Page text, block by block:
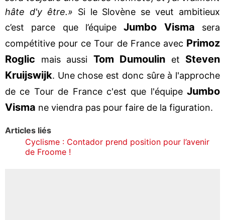
hâte d'y être.» Si le Slovène se veut ambitieux
c’est parce que l’équipeJumbo Visma sera
compétitive pour ce Tour de France avec Primoz
Roglic mais aussi Tom Dumoulin et Steven
Kruijswijk. Une chose est donc sûre à l'approche
de ce Tour de France c'est que l'équipe Jumbo
Visma ne viendra pas pour faire de la figuration.
Articles liés
Cyclisme : Contador prend position pour l’avenir
de Froome !